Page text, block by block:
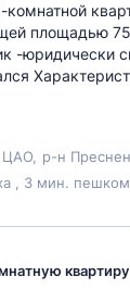
площадью
-юридически
ЦАО р-н
, 3 мин. пешком
квартиру